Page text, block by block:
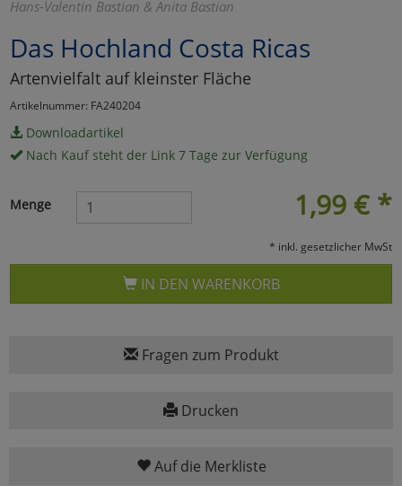
Hans-Valentin Bastian & Anita Bastian
Das Hochland Costa Ricas
Artenvielfalt auf kleinster Fläche
Artikelnummer: FA240204
Downloadartikel
Nach Kauf steht der Link 7 Tage zur Verfügung
1,99 € *
Menge
* inkl. gesetzlicher MwSt
IN DEN WARENKORB
Fragen zum Produkt
Drucken
Auf die Merkliste
Umfragetools
Cookies
Alle Akzeptieren
Cookies
Einstellungen speichern
zurück